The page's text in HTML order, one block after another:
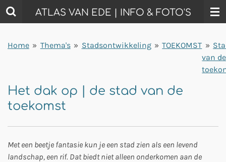
Ga
direct
de
ATLAS VAN EDE | INFO & FOTO'S
Home » Thema's » Stadsontwikkeling » TOEKOMST »
van de
Het dak op | de stad van de
toekomst
Met een beetje fantasie kun je een stad zien als een levend
landschap, een rif. Dat biedt niet alleen onderkomen aan de